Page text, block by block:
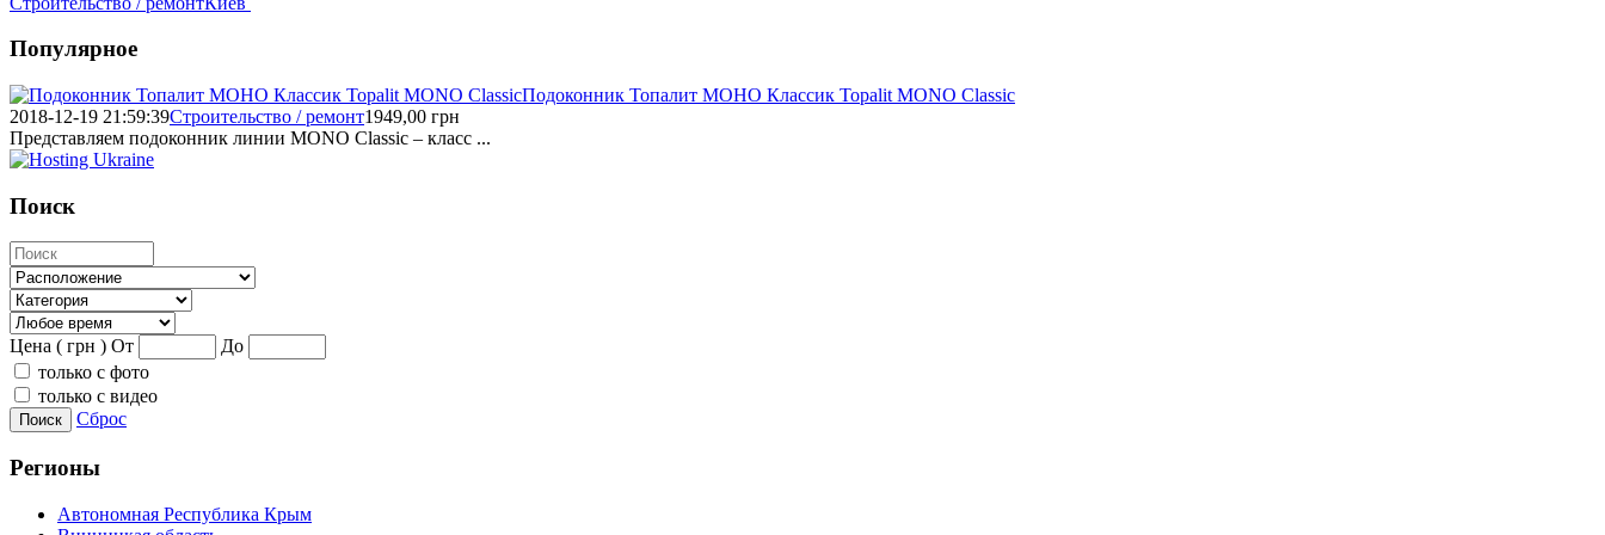
Популярное
Подоконник Топалит МОНО Классик Topalit MONO Classic
2018-12-19 21:59:39Строительство / ремонт1949,00 грн
Представляем подоконник линии MONO Classic – класс ...
Поиск
Цена ( грн ) От
До
только с фото
только с видео
Поиск Сброс
Регионы
Автономная Республика Крым